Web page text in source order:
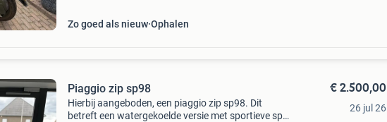
Zo goed als nieuw Ophalen
Piaggio zip sp98
Hierbij aangeboden, een piaggio zip sp98. Dit
betreft een watergekoelde versie met sportieve sp
€ 2.500,00
26 jul 26